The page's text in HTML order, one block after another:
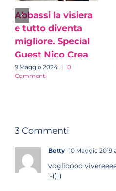
Abbassi la visiera
e tutto diventa
migliore. Special
Guest Nico Crea
9 Maggio 2024 | 0
Commenti
3 Commenti
Betty 10 Maggio 2019
voglioooo
:-))))